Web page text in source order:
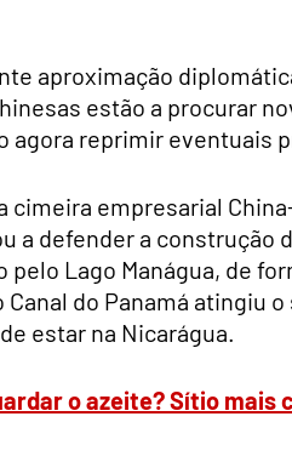
aproximação
estão a procurar
reprimir eventuais
cimeira empresarial
a defender a construção
Lago Manágua, de
do Panamá atingiu
estar na Nicarágua.
o azeite? Sítio mais